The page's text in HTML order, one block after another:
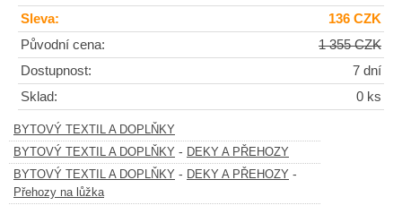
Sleva:
136 CZK
Původní cena:
1 355 CZK
Dostupnost:
7 dní
Sklad:
0 ks
BYTOVÝ TEXTIL A DOPLŇKY
BYTOVÝ TEXTIL A DOPLŇKY - DEKY A PŘEHOZY
BYTOVÝ TEXTIL A DOPLŇKY - DEKY A PŘEHOZY -
Přehozy na lůžka